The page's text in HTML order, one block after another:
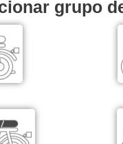
grupo